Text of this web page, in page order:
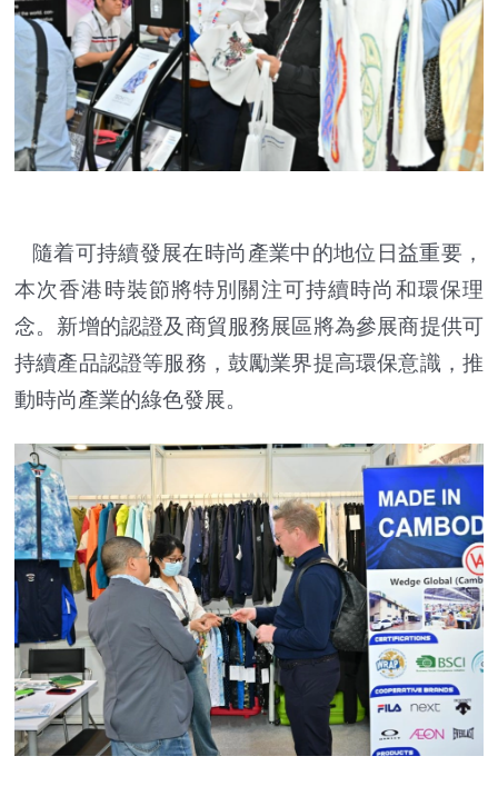
隨着可持續發展在時尚產業中的地位日益重要，
本次香港時裝節將特別關注可持續時尚和環保理
念。新增的認證及商貿服務展區將為參展商提供可
持續產品認證等服務，鼓勵業界提高環保意識，推
動時尚產業的綠色發展。